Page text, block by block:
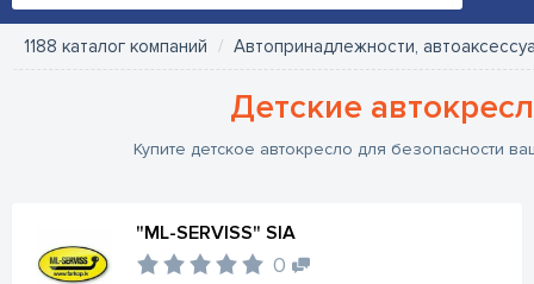
1188 каталог компаний Автопринадлежности,
Детские
Купите детское автокресло для безопасности
"ML-SERVISS" SIA
0